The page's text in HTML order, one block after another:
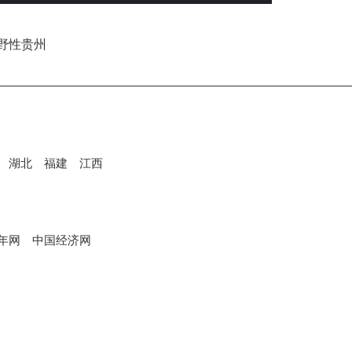
湖北 福建 江西
网 中国经济网